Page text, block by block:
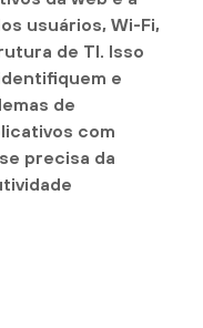
usuários, Wi-Fi,
de TI. Isso
e
de
com
precisa da